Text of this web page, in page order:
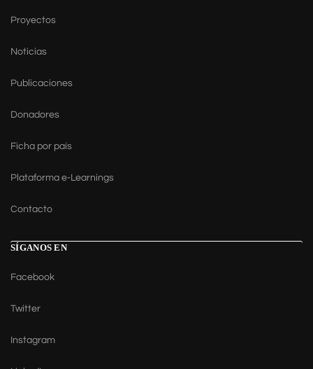
Proyectos
Noticias
Publicaciones
Donadores
Ficha por país
Plataforma e-Learnings
Contacto
SÍGANOS EN
Facebook
Twitter
Instagram